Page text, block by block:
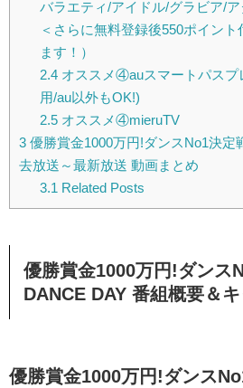
バラエティ/アイドル/グラビア/
＜さらに無料登録後550ポイン
ます！）
2.4オススメ④auスマートパスプ
用/au以外もOK!)
2.5オススメ④mieruTV
3 優勝賞金1000万円!ダンスNo1決定
去放送～最新放送 動画まとめ
3.1 Related Posts
優勝賞金1000万円!ダンス
DANCE DAY 番組概要＆キ
優勝賞金1000万円!ダンス